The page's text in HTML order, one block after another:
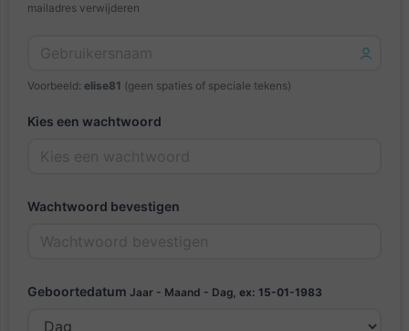
mailadres verwijderen
Voorbeeld: elise81 (geen spaties of speciale tekens)
Kies een wachtwoord
Wachtwoord bevestigen
Geboortedatum Jaar - Maand - Dag, ex: 15-01-1983